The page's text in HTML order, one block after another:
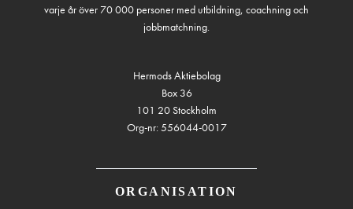
varje år över 70 000 personer med utbildning, coachning och
jobbmatchning.
Hermods Aktiebolag
Box 36
101 20 Stockholm
Org-nr: 556044-0017
ORGANISATION